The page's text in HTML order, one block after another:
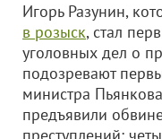
Игорь Разунин,
в розыск, стал
уголовных дел о
подозревают
министра
предъявили